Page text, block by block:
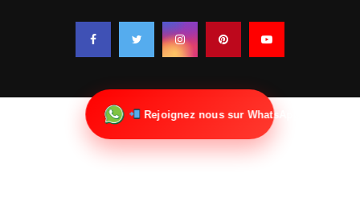
Rejoignez nous sur WhatsApp